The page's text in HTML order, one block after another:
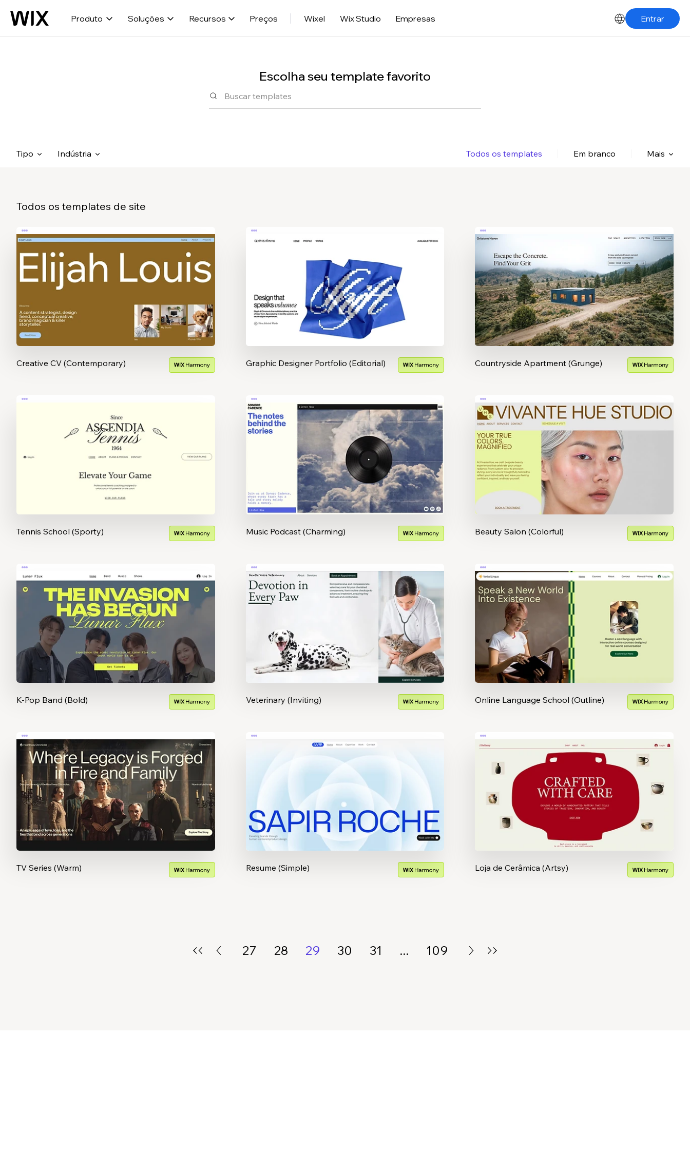
Produto Soluções Recursos Preços Wixel Wix Studio Empresas Entrar
Escolha seu template favorito
Tipo Indústria Todos os templates Em branco Mais
Todos os templates de site
Creative CV (Contemporary) Graphic Designer Portfolio (Editorial) Countryside Apartment (Grunge)
Tennis School (Sporty) Music Podcast (Charming) Beauty Salon (Colorful)
K-Pop Band (Bold) Veterinary (Inviting) Online Language School (Outline)
TV Series (Warm) Resume (Simple) Loja de Cerâmica (Artsy)
27 28 29 30 31 ... 109